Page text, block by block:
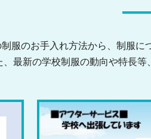
制服のお手入れ方法から、 制服に
、最新の学校制服の動向や特長等、